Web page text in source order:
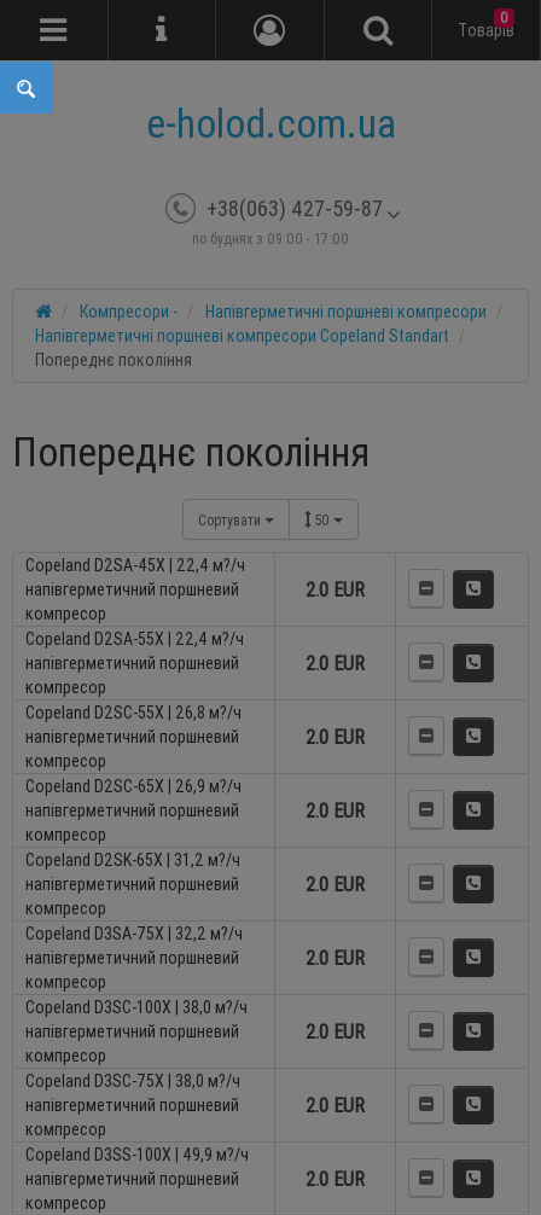
e-holod.com.ua
+38(063) 427-59-87
по буднях з 09:00 - 17:00
Tоварів
0
Компресори -
Напівгерметичні поршневі компресори
Напівгерметичні поршневі компресори Copeland Standart
Попереднє покоління
Попереднє покоління
Сортувати 50
Copeland D2SA-45X | 22,4 м?/ч
напівгерметичний поршневий
компресор
2.0 EUR
Copeland D2SA-55X | 22,4 м?/ч
напівгерметичний поршневий
компресор
2.0 EUR
Copeland D2SC-55X | 26,8 м?/ч
напівгерметичний поршневий
компресор
2.0 EUR
Copeland D2SC-65X | 26,9 м?/ч
напівгерметичний поршневий
компресор
2.0 EUR
Copeland D2SK-65X | 31,2 м?/ч
напівгерметичний поршневий
компресор
2.0 EUR
Copeland D3SA-75X | 32,2 м?/ч
напівгерметичний поршневий
компресор
2.0 EUR
Copeland D3SC-100X | 38,0 м?/ч
напівгерметичний поршневий
компресор
2.0 EUR
Copeland D3SC-75X | 38,0 м?/ч
напівгерметичний поршневий
компресор
2.0 EUR
Copeland D3SS-100X | 49,9 м?/ч
напівгерметичний поршневий
компресор
2.0 EUR